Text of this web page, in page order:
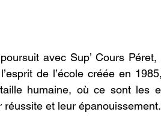
avec Sup’ Cours
de l’école créée en
humaine, où ce sont les
et leur épanouissement.